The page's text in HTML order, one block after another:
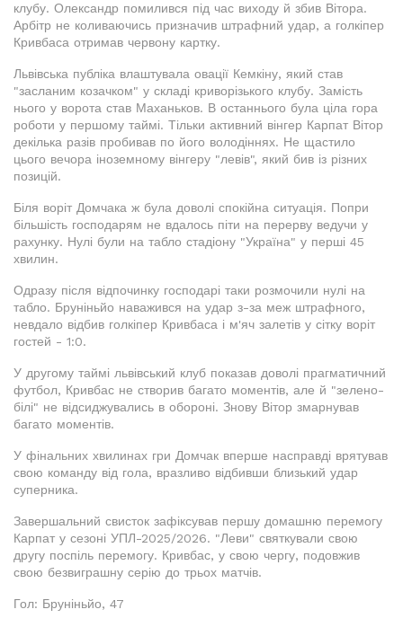
клубу. Олександр помилився під час виходу й збив Вітора.
Арбітр не коливаючись призначив штрафний удар, а голкіпер
Кривбаса отримав червону картку.
Львівська публіка влаштувала овації Кемкіну, який став
"засланим козачком" у складі криворізького клубу. Замість
нього у ворота став Маханьков. В останнього була ціла гора
роботи у першому таймі. Тільки активний вінгер Карпат Вітор
декілька разів пробивав по його володіннях. Не щастило
цього вечора іноземному вінгеру "левів", який бив із різних
позицій.
Біля воріт Домчака ж була доволі спокійна ситуація. Попри
більшість господарям не вдалось піти на перерву ведучи у
рахунку. Нулі були на табло стадіону "Україна" у перші 45
хвилин.
Одразу після відпочинку господарі таки розмочили нулі на
табло. Бруніньйо наважився на удар з-за меж штрафного,
невдало відбив голкіпер Кривбаса і м'яч залетів у сітку воріт
гостей - 1:0.
У другому таймі львівський клуб показав доволі прагматичний
футбол, Кривбас не створив багато моментів, але й "зелено-
білі" не відсиджувались в обороні. Знову Вітор змарнував
багато моментів.
У фінальних хвилинах гри Домчак вперше насправді врятував
свою команду від гола, вразливо відбивши близький удар
суперника.
Завершальний свисток зафіксував першу домашню перемогу
Карпат у сезоні УПЛ-2025/2026. "Леви" святкували свою
другу поспіль перемогу. Кривбас, у свою чергу, подовжив
свою безвиграшну серію до трьох матчів.
Гол: Бруніньйо, 47